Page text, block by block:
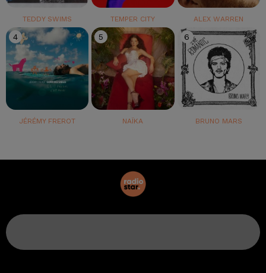
TEDDY SWIMS TEMPER CITY ALEX WARREN
4
JÉRÉMY FREROT
5
NAÏKA
6
BRUNO MARS